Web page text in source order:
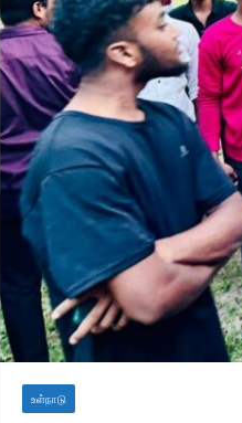
உள்நாடு